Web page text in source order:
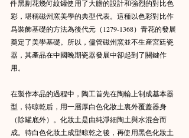
件黑剔花幾何紋罐使用了大膽的設計和強烈的對比色
彩，堪稱磁州窯美學的典型代表。這種以色彩對比作
爲裝飾基礎的方法為後代元（1279-1368）青花的發展
奠定了美學基礎。所以，儘管磁州窯並不生産宮廷瓷
器，其產品在中國晚期瓷器發展中卻起到了關鍵作
用。
在製作本品的過程中，陶工首先在陶輪上制成基本器
型，待晾乾后，用一層厚白色化妝土裏外覆蓋器身
（除罐底外）。化妝土是由純淨細陶土與水混合而
成。待白色化妝土成型晾乾之後，再使用黑色化妝土